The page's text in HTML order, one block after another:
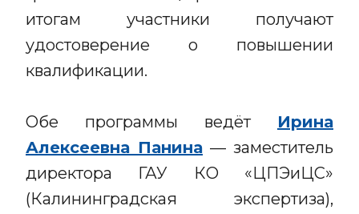
итогам участники получают
удостоверение о повышении
квалификации.
Обе программы ведёт Ирина
Алексеевна Панина — заместитель
директора ГАУ КО «ЦПЭиЦС»
(Калининградская экспертиза),